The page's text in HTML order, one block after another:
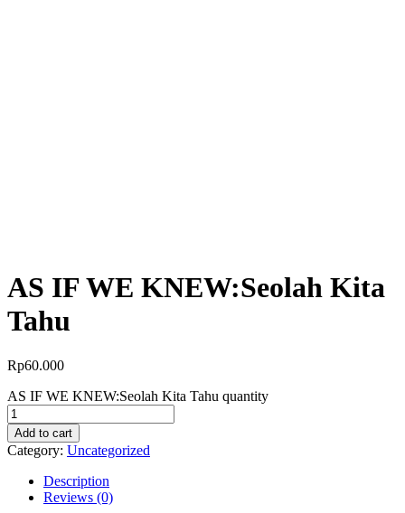
AS IF WE KNEW:Seolah Kita
Tahu
Rp60.000
AS IF WE KNEW:Seolah Kita Tahu quantity
Add to cart
Category: Uncategorized
Description
Reviews (0)